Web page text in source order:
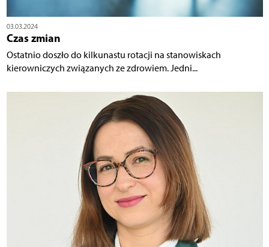
03.03.2024
Czas zmian
Ostatnio doszło do kilkunastu rotacji na stanowiskach
kierowniczych związanych ze zdrowiem. Jedni...